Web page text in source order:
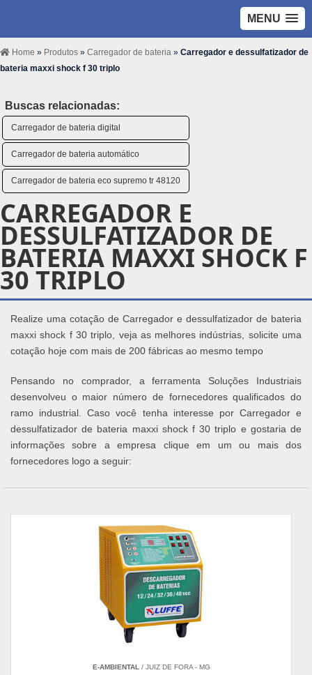
MENU
Home » Produtos » Carregador de bateria » Carregador e dessulfatizador de
bateria maxxi shock f 30 triplo
Buscas relacionadas:
Carregador de bateria digital
Carregador de bateria automático
Carregador de bateria eco supremo tr 48120
CARREGADOR E
DESSULFATIZADOR DE
BATERIA MAXXI SHOCK F
30 TRIPLO
Realize uma cotação de Carregador e dessulfatizador de bateria
maxxi shock f 30 triplo, veja as melhores indústrias, solicite uma
cotação hoje com mais de 200 fábricas ao mesmo tempo
Pensando no comprador, a ferramenta Soluções Industriais
desenvolveu o maior número de fornecedores qualificados do
ramo industrial. Caso você tenha interesse por Carregador e
dessulfatizador de bateria maxxi shock f 30 triplo e gostaria de
informações sobre a empresa clique em um ou mais dos
fornecedores logo a seguir:
E-AMBIENTAL / JUIZ DE FORA - MG